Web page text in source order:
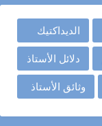
الديداكتيك
دلائل الأستاذ
وثائق الأستاذ